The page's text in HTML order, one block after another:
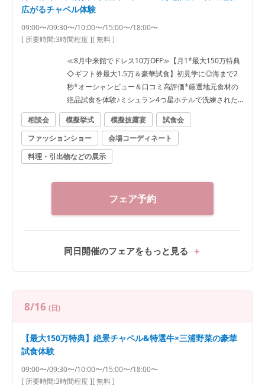
広がるチャペル体験
09:00〜/09:30〜/10:00〜/15:00〜/18:00〜
[ 所要時間:3時間程度][ 無料 ]
≪8月中来館でドレス10万OFF≫【月1*最大150万特典
◇ギフト券最大1.5万＆豪華試食】初見学に◎海まで2
秒*オーシャンビュー＆口コミ高評価*厳選地元食材の
絶品試食を体験♪ミシュラン4つ星ホテルで洗練された1
日をご提案《見学日は逗子駅の往復送迎有》
相談会 模擬挙式 模擬披露宴
試食会
ファッションショー
会場コーディネート
料理・引出物などの展示
フェア予約
同日開催のフェアをもっと見る
8/16 (日)
【最大150万特典】絶景チャペル&特選牛×三浦野菜の豪華
試食体験
09:00〜/09:30〜/10:00〜/15:00〜/18:00〜
[ 所要時間:3時間程度][ 無料 ]